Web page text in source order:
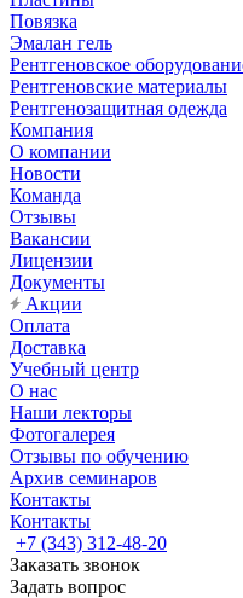
Повязка
Эмалан гель
Рентгеновское
Рентгеновские материалы
Рентгенозащитная одежда
Компания
О компании
Новости
Команда
Отзывы
Вакансии
Лицензии
Документы
Акции
Оплата
Доставка
Учебный центр
О нас
Наши лекторы
Фотогалерея
Отзывы по обучению
Архив семинаров
Контакты
Контакты
+7 (343) 312-48-20
Заказать звонок
Задать вопрос